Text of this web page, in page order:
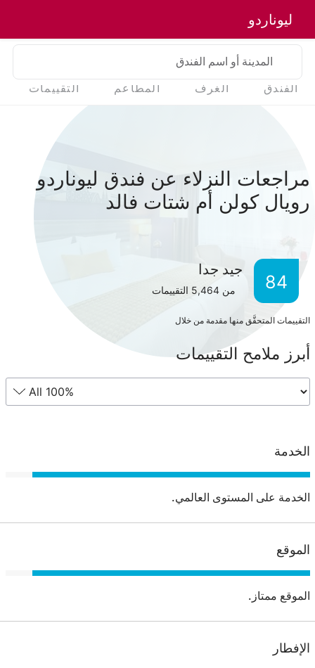
ليوناردو
المدينة أو اسم الفندق
الفندق الغرف المطاعم التقييمات
مراجعات النزلاء عن فندق ليوناردو
رويال كولن أم شتات فالد
84
جيد جدا
من 5,464 التقييمات
التقييمات المتحقَّق منها مقدمة من خلال
أبرز ملامح التقييمات
الخدمة
الخدمة على المستوى العالمي.
الموقع
الموقع ممتاز.
الإفطار